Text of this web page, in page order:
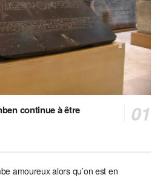
continue à être
amoureux alors qu’on est en